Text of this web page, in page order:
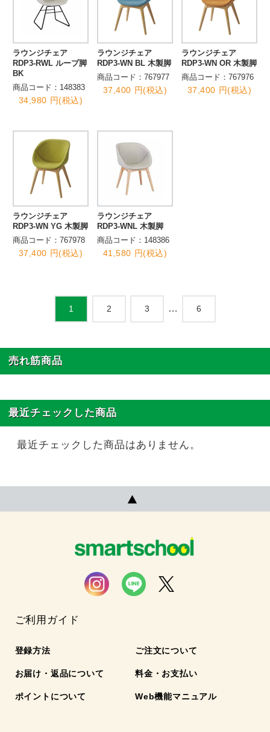
ラウンジチェア
RDP3-RWL ループ脚
BK
商品コード：148383
34,980 円(税込)
ラウンジチェア
RDP3-WN BL 木製脚
商品コード：767977
37,400 円(税込)
ラウンジチェア
RDP3-WN OR 木製脚
商品コード：767976
37,400 円(税込)
ラウンジチェア
RDP3-WN YG 木製脚
商品コード：767978
37,400 円(税込)
ラウンジチェア
RDP3-WNL 木製脚
商品コード：148386
41,580 円(税込)
1 2 3 … 6
売れ筋商品
最近チェックした商品
最近チェックした商品はありません。
ご利用ガイド
登録方法 ご注文について
お届け・返品について 料金・お支払い
ポイントについて Web機能マニュアル